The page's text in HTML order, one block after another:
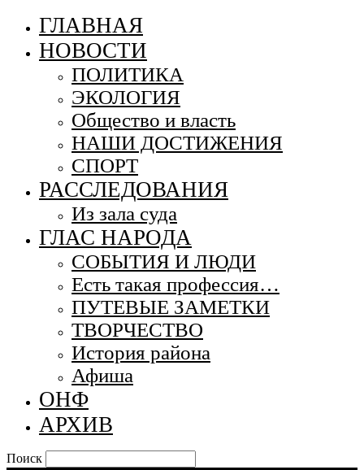
ГЛАВНАЯ
НОВОСТИ
ПОЛИТИКА
ЭКОЛОГИЯ
Общество и власть
НАШИ ДОСТИЖЕНИЯ
СПОРТ
РАССЛЕДОВАНИЯ
Из зала суда
ГЛАС НАРОДА
СОБЫТИЯ И ЛЮДИ
Есть такая профессия…
ПУТЕВЫЕ ЗАМЕТКИ
ТВОРЧЕСТВО
История района
Афиша
ОНФ
АРХИВ
Поиск